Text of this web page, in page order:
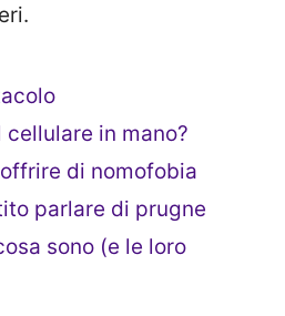
cellulare in mano?
di nomofobia
parlare di prugne
sono (e le loro